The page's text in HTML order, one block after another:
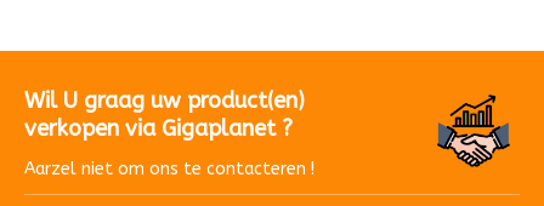
Wil U graag uw product(en)
verkopen via Gigaplanet ?
Aarzel niet om ons te contacteren !